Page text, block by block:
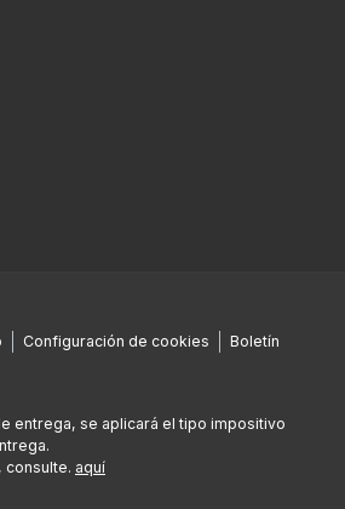
Configuración de cookies
Boletín
entrega, se aplicará el tipo impositivo
consulte. aquí